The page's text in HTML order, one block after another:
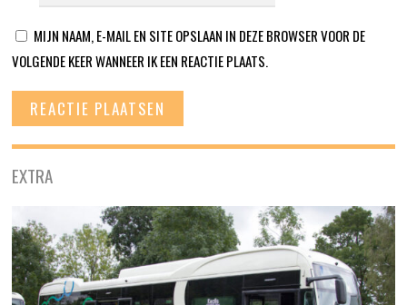
MIJN NAAM, E-MAIL EN SITE OPSLAAN IN DEZE BROWSER VOOR DE
VOLGENDE KEER WANNEER IK EEN REACTIE PLAATS.
EXTRA